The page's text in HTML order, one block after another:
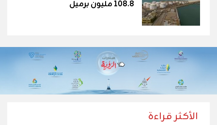
108.8 مليون برميل
الأكثر قراءة